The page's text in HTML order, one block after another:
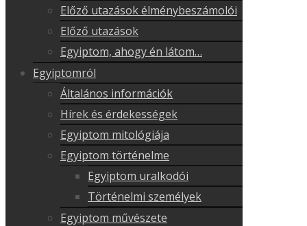
Előző utazások élménybeszámolói
Előző utazások
Egyiptom, ahogy én látom…
Egyiptomról
Általános információk
Hírek és érdekességek
Egyiptom mitológiája
Egyiptom történelme
Egyiptom uralkodói
Történelmi személyek
Egyiptom művészete